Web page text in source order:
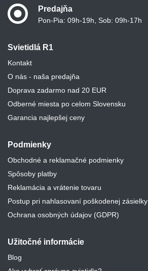
Svietidlá R1
Kontakt
O nás - naša predajňa
Doprava zadarmo nad 20 EUR
Odberné miesta po celom Slovensku
Garancia najlepšej ceny
Podmienky
Obchodné a reklamačné podmienky
Spôsoby platby
Reklamácia a vrátenie tovaru
Postup pri nahlasovaní poškodenej zásielky
Ochrana osobných údajov (GDPR)
Užitočné informácie
Blog
Predajňa
Pon-Pia: 09h-19h, Sob: 09h-17h